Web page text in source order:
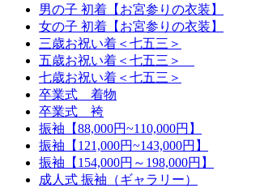
男の子 初着【お宮参りの衣装】
女の子 初着【お宮参りの衣装】
三歳お祝い着＜七五三＞
五歳お祝い着＜七五三＞
七歳お祝い着＜七五三＞
卒業式 着物
卒業式 袴
振袖【88,000円~110,000円】
振袖【121,000円~143,000円】
振袖【154,000円～198,000円】
成人式 振袖（ギャラリー）